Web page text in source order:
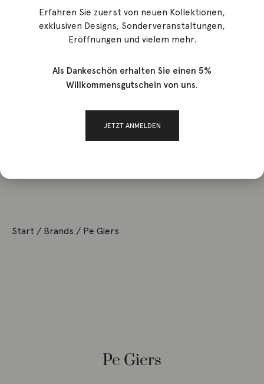
Start / Brands / Pe Giers
Pe Giers
Erfahren Sie zuerst von neuen Kollektionen,
exklusiven Designs, Sonderveranstaltungen,
Eröffnungen und vielem mehr.
Als Dankeschön erhalten Sie einen 5%
Willkommensgutschein von uns.
JETZT ANMELDEN